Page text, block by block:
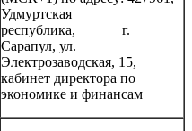
Удмуртская
республика, г.
Сарапул, ул.
Электрозаводская, 15,
кабинет директора по
экономике и финансам